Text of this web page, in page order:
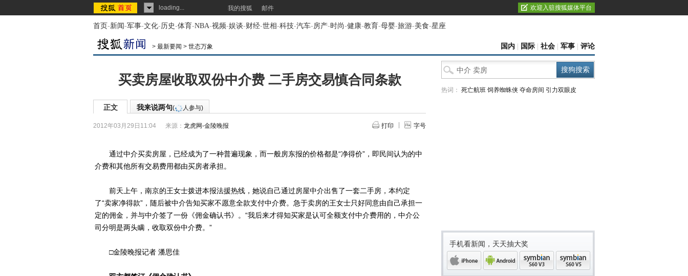
loading... 我的搜狐 邮件 欢迎入驻搜狐媒体平台
首页-新闻-军事-文化-历史-体育-NBA-视频-娱谈-财经-世相-科技-汽车-房产-时尚-健康-教育-母婴-旅游-美食-星座
> 最新要闻 > 世态万象 国内 国际 社会 军事 评论
买卖房屋收取双份中介费 二手房交易慎合同条款
正文 我来说两句( 人参与)
2012年03月29日11:04 来源： 龙虎网-金陵晚报 打印 字号
通过中介买卖房屋，已经成为了一种普遍现象，而一般房东报的价格都是“净得价”，即民间认为的中
介费和其他所有交易费用都由买房者承担。
前天上午，南京的王女士拨进本报法援热线，她说自己通过房屋中介出售了一套二手房，本约定
了“卖家净得款”，随后被中介告知买家不愿意全款支付中介费。急于卖房的王女士只好同意由自己承担一
定的佣金，并与中介签了一份《佣金确认书》。“我后来才得知买家是认可全额支付中介费用的，中介公
司分明是两头瞒，收取双份中介费。”
□金陵晚报记者 潘思佳
热词： 死亡航班 饲养蜘蛛侠 夺命房间 引力双眼皮
手机看新闻，天天抽大奖